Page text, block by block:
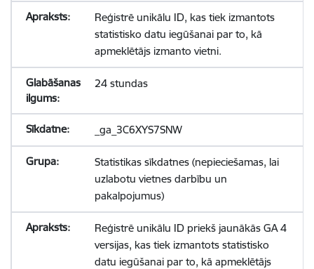
Reģistrē unikālu ID, kas tiek izmantots
statistisko datu iegūšanai par to, kā
apmeklētājs izmanto vietni.
24 stundas
_ga_3C6XYS7SNW
Statistikas sīkdatnes (nepieciešamas, lai
uzlabotu vietnes darbību un
pakalpojumus)
Reģistrē unikālu ID priekš jaunākās GA 4
versijas, kas tiek izmantots statistisko
datu iegūšanai par to, kā apmeklētājs